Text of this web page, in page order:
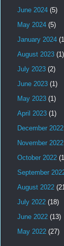
June 2024 (5)
May 2024 (5)
January 2024
August 2023 (1)
July 2023 (2)
June 2023 (1)
May 2023 (1)
April 2023 (1)
December 2022
November 2022
October 2022
September
August 2022
July 2022 (18)
June 2022 (13)
May 2022 (27)